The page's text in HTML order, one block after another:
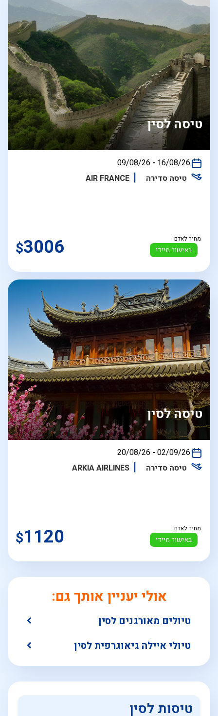
טיסה לסין
בין
09/08/26 - 16/08/26
טיסה סדירה
AIR FRANCE
באישור מיידי
מחיר לאדם $3006
טיסה לסין
בין
20/08/26 - 02/09/26
טיסה סדירה
ARKIA AIRLINES
באישור מיידי
מחיר לאדם $1120
אולי יעניין אותך גם:
טיולים מאורגנים לסין
טיולי איילה גיאוגרפית לסין
טיסות לסין